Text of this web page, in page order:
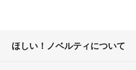
ほしい！ノベルティについて